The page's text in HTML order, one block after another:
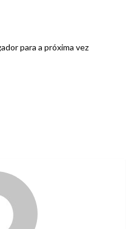
para a próxima vez